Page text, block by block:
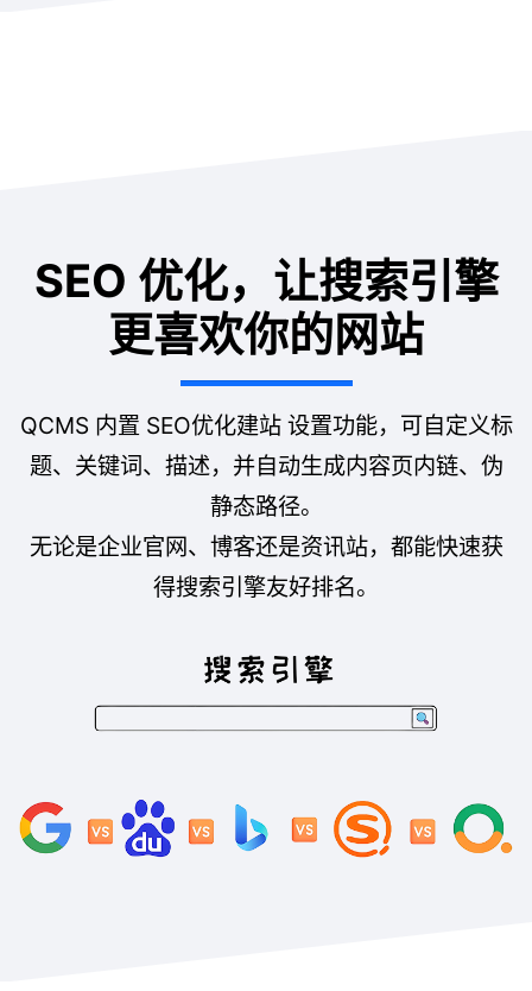
SEO 优化，让搜索引擎
更喜欢你的网站
QCMS 内置 SEO优化建站 设置功能，可自定义标
题、关键词、描述，并自动生成内容页内链、伪
静态路径。
无论是企业官网、博客还是资讯站，都能快速获
得搜索引擎友好排名。